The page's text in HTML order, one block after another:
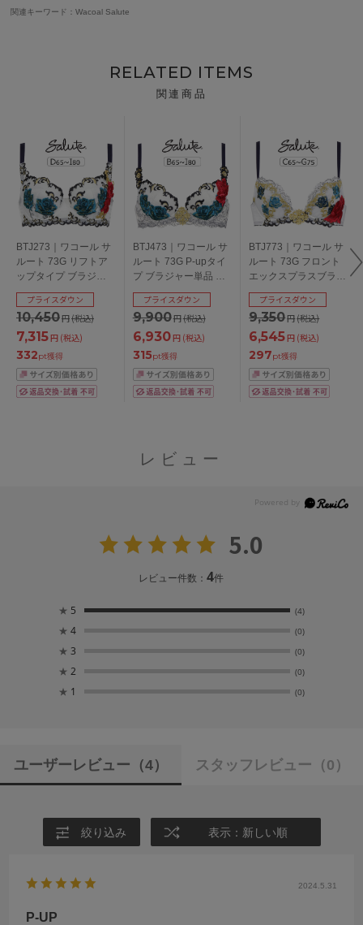
関連キーワード：Wacoal Salute
RELATED ITEMS
関連商品
BTJ273｜ワコール サ
ルート 73G リフトア
ップタイプ ブラジャ
ー単品 全3色 D-I/65-
85
10,450円(税込)
プライスダウン
7,315円 (税込)
332pt獲得
BTJ473｜ワコール サ
ルート 73G P-upタイ
プ ブラジャー単品 全4
色 B-I/65-85
9,900円(税込)
プライスダウン
6,930円 (税込)
315pt獲得
BTJ773｜ワコール サ
ルート 73G フロント
エックスプラスブラ
ブラジャー単品 全4色
C-G/65-75
9,350円(税込)
プライスダウン
6,545円 (税込)
297pt獲得
レビュー
5.0
レビュー件数：4件
★ 5 (4)
★ 4 (0)
★ 3 (0)
★ 2 (0)
★ 1 (0)
ユーザーレビュー （4） スタッフレビュー （0）
絞り込み 表示：新しい順
2024.5.31
P-UP